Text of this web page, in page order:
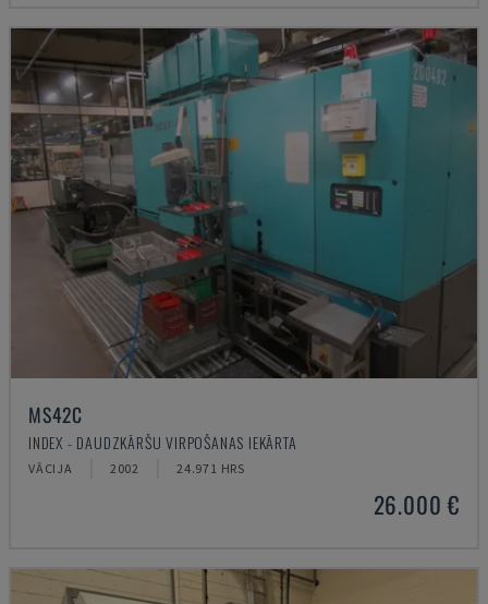
MS42C
INDEX - DAUDZKĀRŠU VIRPOŠANAS IEKĀRTA
VĀCIJA 2002 24.971 HRS
26.000 €